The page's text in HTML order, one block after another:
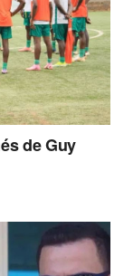
de Guy